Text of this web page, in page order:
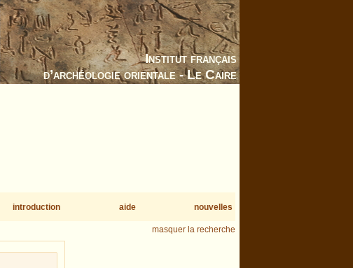
Institut français
d’archéologie orientale - Le Caire
introduction aide nouvelles
masquer la recherche